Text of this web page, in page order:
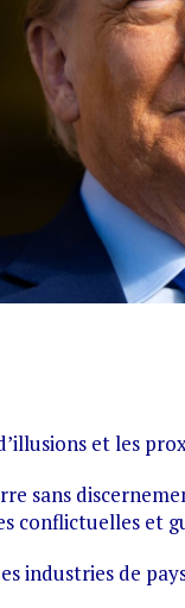
et les
sans
conflictuelles et
industries de